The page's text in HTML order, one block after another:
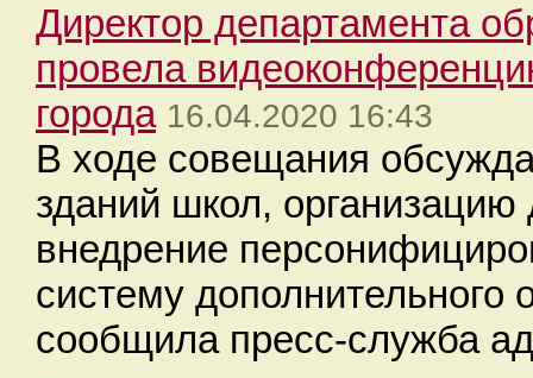
Директор департамента
провела
города 16.04.2020 16:43
В ходе совещания
зданий школ, организацию
внедрение
систему
сообщила пресс-служба